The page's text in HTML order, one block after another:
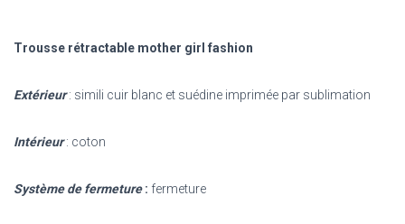
Trousse rétractable mother girl fashion
Extérieur : simili cuir blanc et suédine imprimée par sublimation
Intérieur: coton
Système de fermeture : fermeture